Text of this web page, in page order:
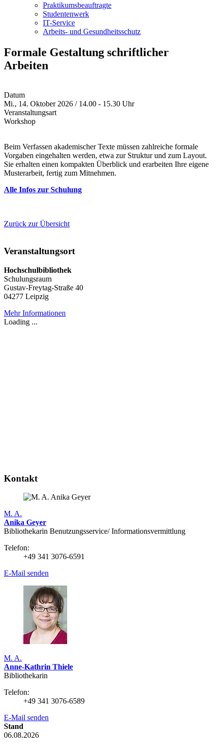
Praktikumsbeauftragte
Studentenwerk
IT-Service
Arbeits- und Gesundheitsschutz
Formale Gestaltung schriftlicher
Arbeiten
Datum
Mi., 14. Oktober 2026 / 14.00 - 15.30 Uhr
Veranstaltungsart
Workshop
Beim Verfassen akademischer Texte müssen zahlreiche formale
Vorgaben eingehalten werden, etwa zur Struktur und zum Layout.
Sie erhalten einen kompakten Überblick und erarbeiten Ihre eigene
Musterarbeit, fertig zum Mitnehmen.
Alle Infos zur Schulung
Zurück zur Übersicht
Veranstaltungsort
Hochschulbibliothek
Schulungsraum
Gustav-Freytag-Straße 40
04277 Leipzig
Mehr Informationen
Loading ...
Kontakt
M. A.
Anika Geyer
Bibliothekarin Benutzungs­service/ Infor­mations­vermittlung
Telefon:
+49 341 3076-6591
E-Mail senden
M. A.
Anne-Kathrin Thiele
Bibliothekarin
Telefon:
+49 341 3076-6589
E-Mail senden
Stand
06.08.2026